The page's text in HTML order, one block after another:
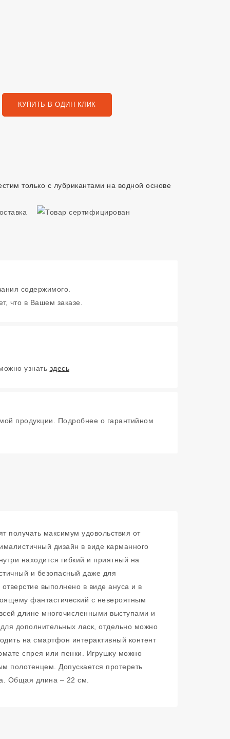
КУПИТЬ В ОДИН КЛИК
только с лубрикантами на водной основе
содержимого.
что в Вашем заказе.
узнать здесь
продукции. Подробнее о гарантийном
получать максимум удовольствия от
дизайн в виде карманного
находится гибкий и приятный на
и безопасный даже для
выполнено в виде ануса и в
фантастический с невероятным
длине многочисленными выступами и
дополнительных ласк, отдельно можно
на смартфон интерактивный контент
спрея или пенки. Игрушку можно
полотенцем. Допускается протереть
Общая длина – 22 см.